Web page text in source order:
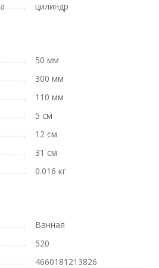
цилиндр
50 мм
300 мм
110 мм
5 см
12 см
31 см
0.016 кг
Ванная
520
4660181213826